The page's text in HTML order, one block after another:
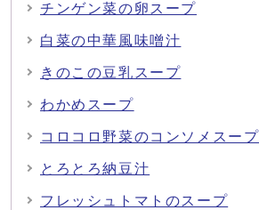
チンゲン菜の卵スープ
白菜の中華風味噌汁
きのこの豆乳スープ
わかめスープ
コロコロ野菜のコンソメスープ
とろとろ納豆汁
フレッシュトマトのスープ